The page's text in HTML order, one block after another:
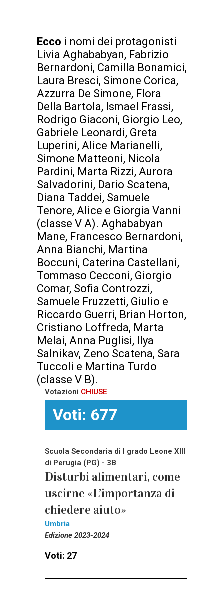
Ecco i nomi dei protagonisti
Livia Aghababyan, Fabrizio
Bernardoni, Camilla Bonamici,
Laura Bresci, Simone Corica,
Azzurra De Simone, Flora
Della Bartola, Ismael Frassi,
Rodrigo Giaconi, Giorgio Leo,
Gabriele Leonardi, Greta
Luperini, Alice Marianelli,
Simone Matteoni, Nicola
Pardini, Marta Rizzi, Aurora
Salvadorini, Dario Scatena,
Diana Taddei, Samuele
Tenore, Alice e Giorgia Vanni
(classe V A). Aghababyan
Mane, Francesco Bernardoni,
Anna Bianchi, Martina
Boccuni, Caterina Castellani,
Tommaso Cecconi, Giorgio
Comar, Sofia Controzzi,
Samuele Fruzzetti, Giulio e
Riccardo Guerri, Brian Horton,
Cristiano Loffreda, Marta
Melai, Anna Puglisi, Ilya
Salnikav, Zeno Scatena, Sara
Tuccoli e Martina Turdo
(classe V B).
Votazioni CHIUSE
Voti: 677
Scuola Secondaria di I grado Leone XIII
di Perugia (PG) - 3B
Disturbi alimentari, come
uscirne «L’importanza di
chiedere aiuto»
Umbria
Edizione 2023-2024
Voti: 27